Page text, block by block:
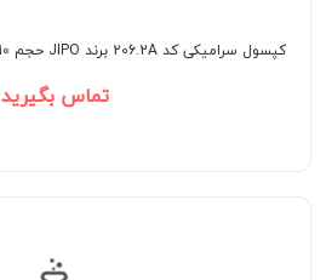
کپسول سرامیکی کد 206.2A برند JIPO حجم 110 میلی لیتر
تماس بگیرید